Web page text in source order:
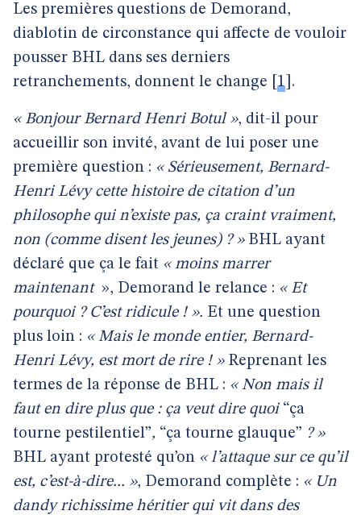
Les premières questions de Demorand,
diablotin de circonstance qui affecte de vouloir
pousser BHL dans ses derniers
retranchements, donnent le change
1 .
« Bonjour Bernard Henri Botul », dit-il pour
accueillir son invité, avant de lui poser une
première question : « Sérieusement, Bernard-
Henri Lévy cette histoire de citation d’un
philosophe qui n’existe pas, ça craint vraiment,
non (comme disent les jeunes) ? »BHL ayant
déclaré que ça le fait « moins marrer
maintenant », Demorand le relance : « Et
pourquoi ? C’est ridicule ! ». Et une question
plus loin : « Mais le monde entier, Bernard-
Henri Lévy, est mort de rire ! » Reprenant les
termes de la réponse de BHL : « Non mais il
faut en dire plus que : ça veut dire quoi “ça
tourne pestilentiel”, “ça tourne glauque” ? »
BHL ayant protesté qu’on « l’attaque sur ce qu’il
est, c’est-à-dire... », Demorand complète : « Un
dandy richissime héritier qui vit dans des